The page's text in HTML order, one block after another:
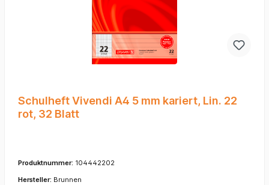
Schulheft Vivendi A4 5 mm kariert, Lin. 22
rot, 32 Blatt
Produktnummer: 104442202
Hersteller: Brunnen